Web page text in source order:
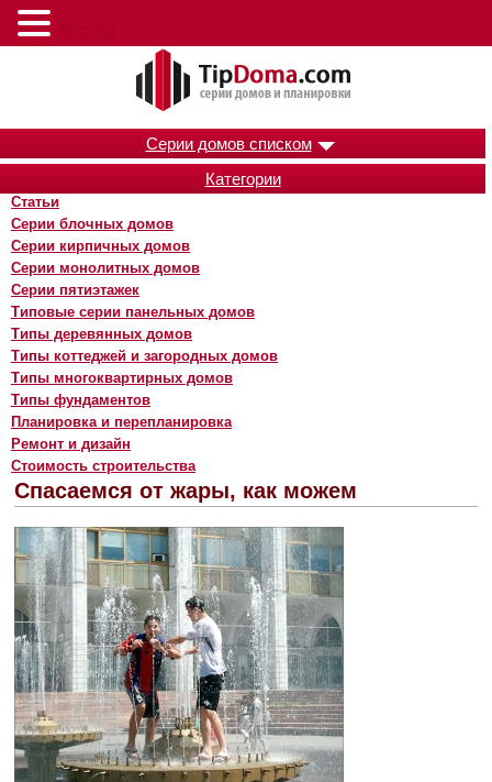
Серии домов списком
Категории
Статьи
Серии блочных домов
Серии кирпичных домов
Серии монолитных домов
Серии пятиэтажек
Типовые серии панельных домов
Типы деревянных домов
Типы коттеджей и загородных домов
Типы многоквартирных домов
Типы фундаментов
Планировка и перепланировка
Ремонт и дизайн
Стоимость строительства
Спасаемся от жары, как можем